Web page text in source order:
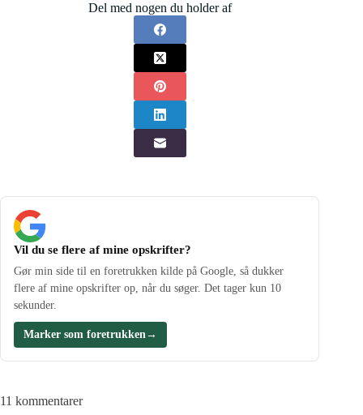
Del med nogen du holder af
Vil du se flere af mine opskrifter?
Gør min side til en foretrukken kilde på Google, så dukker
flere af mine opskrifter op, når du søger. Det tager kun 10
sekunder.
Marker som foretrukken→
11 kommentarer